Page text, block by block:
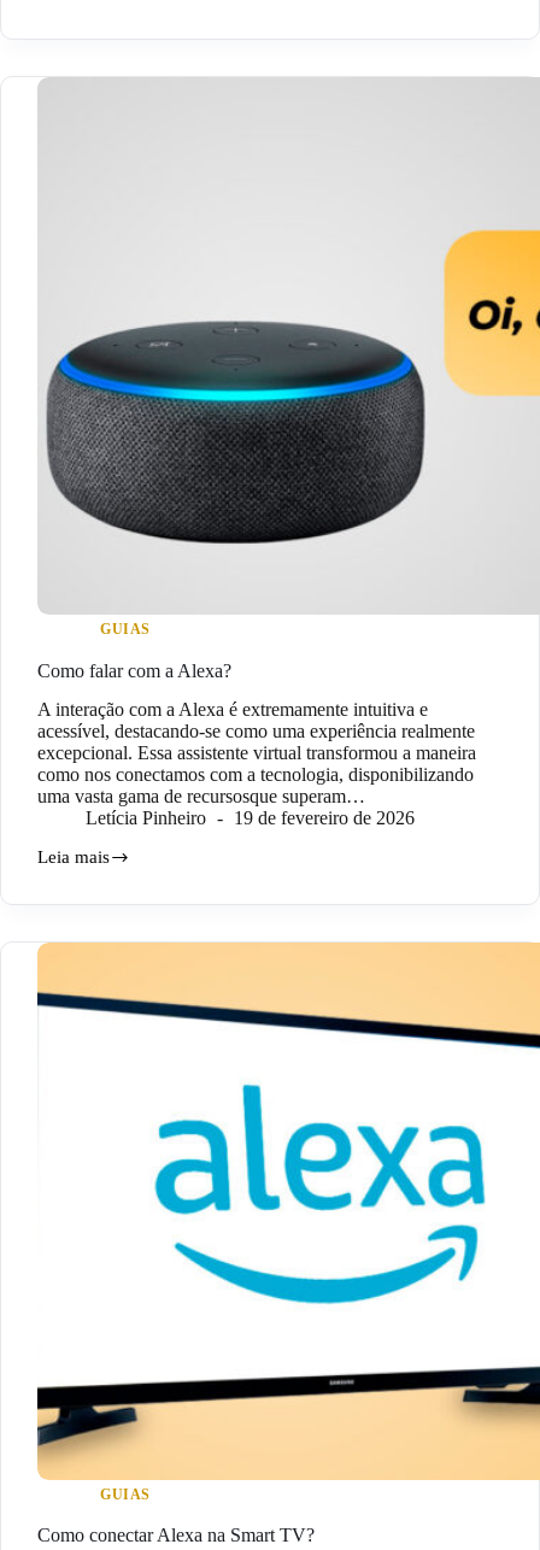
a
Fi
GUIAS
Como falar com a Alexa?
A interação com a Alexa é extremamente intuitiva e
acessível, destacando-se como uma experiência realmente
excepcional. Essa assistente virtual transformou a maneira
como nos conectamos com a tecnologia, disponibilizando
uma vasta gama de recursosque superam…
Letícia Pinheiro
19 de fevereiro de 2026
Leia mais
Como
com
Alexa?
GUIAS
Como conectar Alexa na Smart TV?